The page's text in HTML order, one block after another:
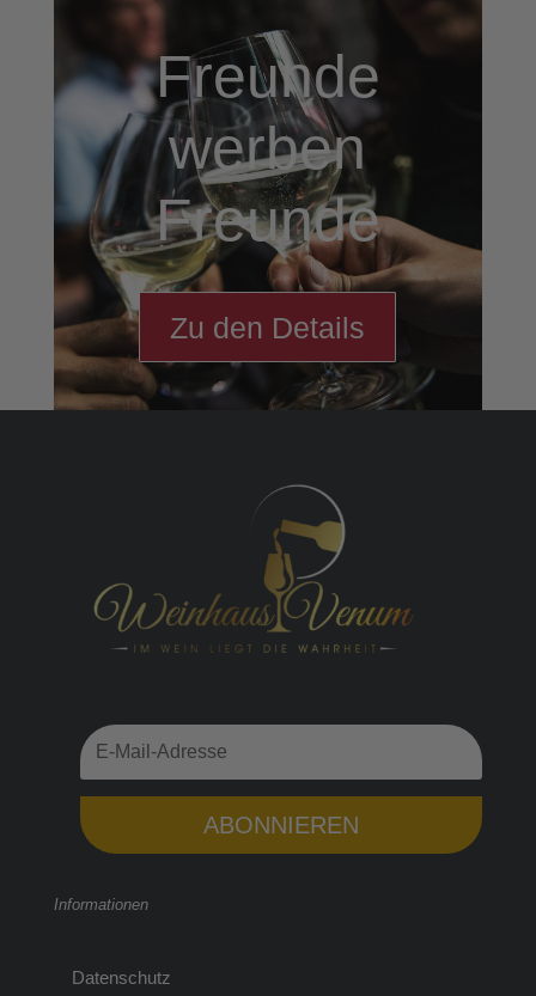
Freunde
werben
Freunde
Zu den Details
ABONNIEREN
Informationen
Datenschutz